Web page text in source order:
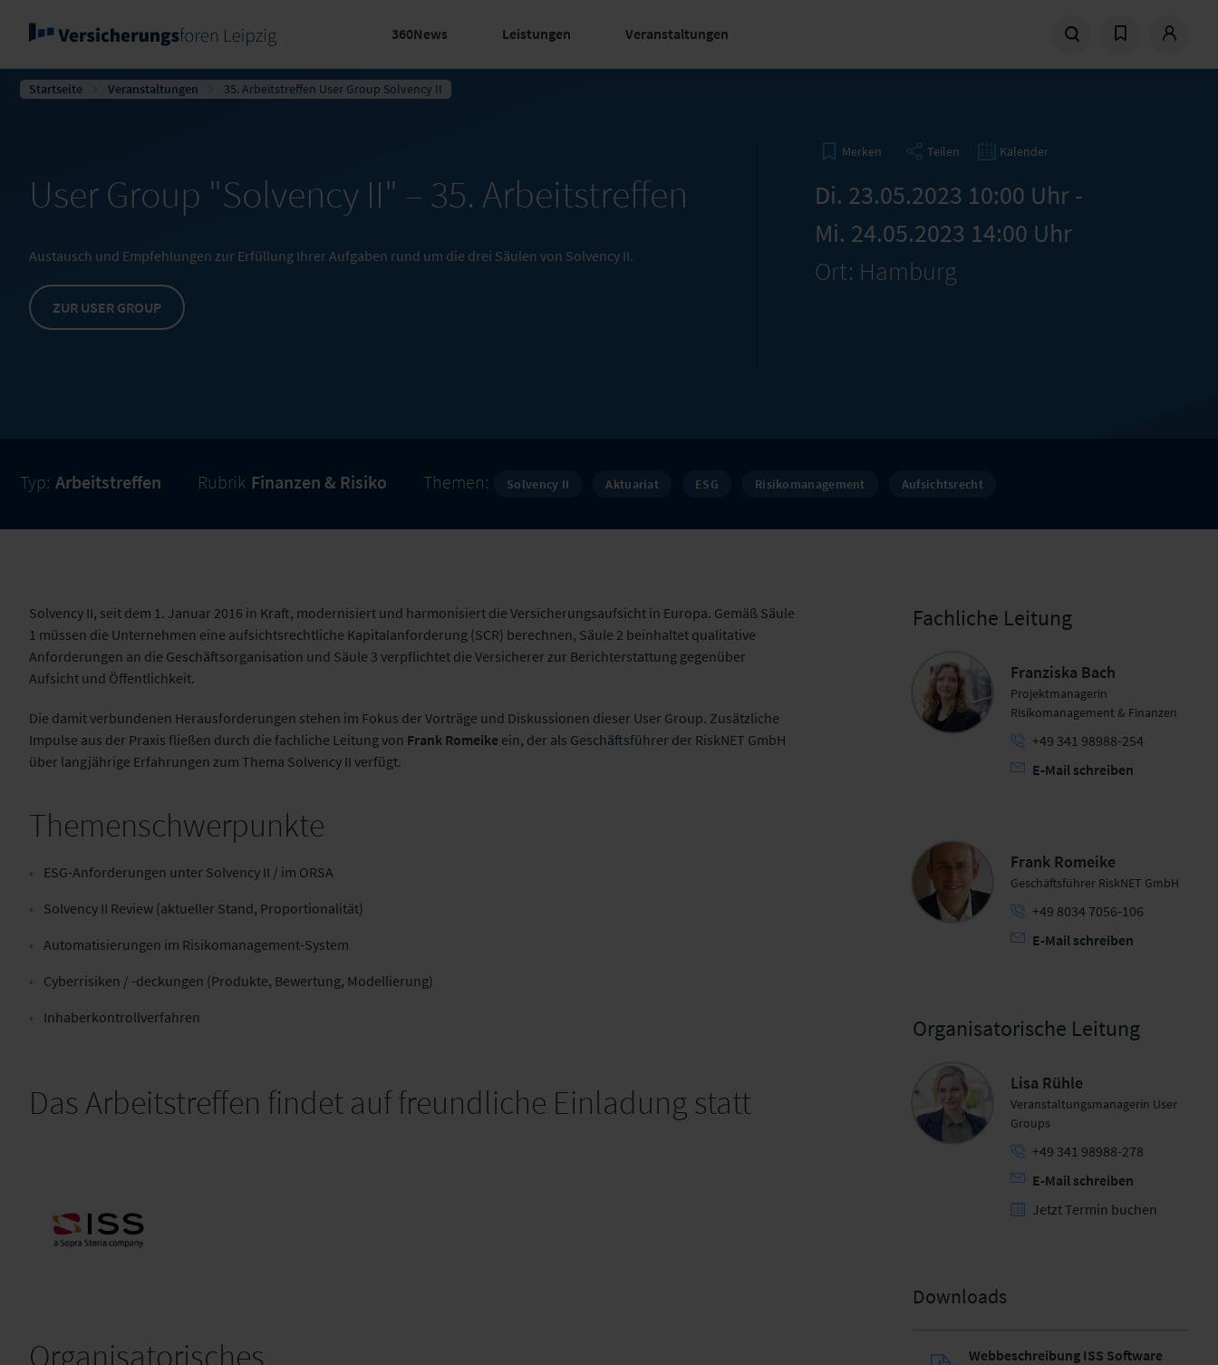
360News Leistungen Veranstaltungen
Startseite Veranstaltungen 35. Arbeitstreffen User Group Solvency II
User Group "Solvency II" –35. Arbeitstreffen
Austausch und Empfehlungen zur Erfüllung Ihrer Aufgaben rund um die drei Säulen von Solvency II.
ZUR USER GROUP
Merken Teilen Kalender
Di. 23.05.2023 10:00 Uhr -
Mi. 24.05.2023 14:00 Uhr
Ort: Hamburg
Typ: Arbeitstreffen Rubrik Finanzen & Risiko Themen: Solvency II Aktuariat ESG Risikomanagement Aufsichtsrecht
Solvency II, seit dem 1. Januar 2016 in Kraft, modernisiert und harmonisiert die Versicherungsaufsicht in Europa. Gemäß Säule
1 müssen die Unternehmen eine aufsichtsrechtliche Kapitalanforderung (SCR) berechnen, Säule 2 beinhaltet qualitative
Anforderungen an die Geschäftsorganisation und Säule 3 verpflichtet die Versicherer zur Berichterstattung gegenüber
Aufsicht und Öffentlichkeit.
Die damit verbundenen Herausforderungen stehen im Fokus der Vorträge und Diskussionen dieser User Group. Zusätzliche
Impulse aus der Praxis fließen durch die fachliche Leitung von Frank Romeike ein, der als Geschäftsführer der RiskNET GmbH
über langjährige Erfahrungen zum Thema Solvency II verfügt.
Themenschwerpunkte
ESG-Anforderungen unter Solvency II / im ORSA
Solvency II Review (aktueller Stand, Proportionalität)
Automatisierungen im Risikomanagement-System
Cyberrisiken / -deckungen (Produkte, Bewertung, Modellierung)
Inhaberkontrollverfahren
Das Arbeitstreffen findet auf freundliche Einladung statt
Organisatorisches
Fachliche Leitung
Franziska Bach
Projektmanagerin
Risikomanagement & Finanzen
+49 341 98988-254
E-Mail schreiben
Frank Romeike
Geschäftsführer RiskNET GmbH
+49 8034 7056-106
E-Mail schreiben
Organisatorische Leitung
Lisa Rühle
Veranstaltungsmanagerin User
Groups
+49 341 98988-278
E-Mail schreiben
Jetzt Termin buchen
Downloads
Webbeschreibung ISS Software